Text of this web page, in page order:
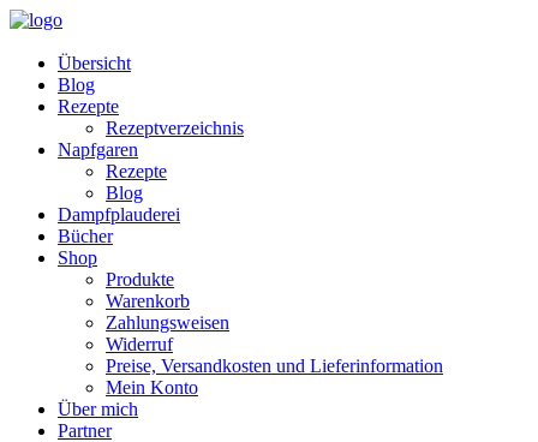
Übersicht
Blog
Rezepte
Rezeptverzeichnis
Napfgaren
Rezepte
Blog
Dampfplauderei
Bücher
Shop
Produkte
Warenkorb
Zahlungsweisen
Widerruf
Preise, Versandkosten und Lieferinformation
Mein Konto
Über mich
Partner